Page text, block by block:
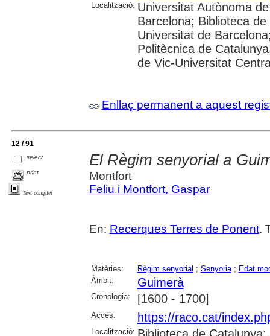
Localització: Universitat Autònoma
Barcelona; Biblioteca
Universitat de
Politècnica de
de Vic-Universitat
Enllaç permanent a aquest
12 / 91
select
print
Text complet
El Règim senyorial a
Montfort
Feliu i Montfort, Gaspar
En: Recerques Terres de Ponent.
Matèries: Règim senyorial ; Senyoria; Edat
Àmbit:
Guimerà
Cronologia: [1600 - 1700]
Accés: https://raco.cat/
Localització: